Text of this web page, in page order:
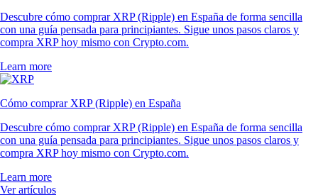
Descubre cómo comprar XRP (Ripple) en España de forma sencilla
con una guía pensada para principiantes. Sigue unos pasos claros y
compra XRP hoy mismo con Crypto.com.
Learn more
Cómo comprar XRP (Ripple) en España
Descubre cómo comprar XRP (Ripple) en España de forma sencilla
con una guía pensada para principiantes. Sigue unos pasos claros y
compra XRP hoy mismo con Crypto.com.
Learn more
Ver artículos